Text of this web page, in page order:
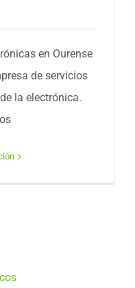
en Ourense
de servicios
la electrónica.